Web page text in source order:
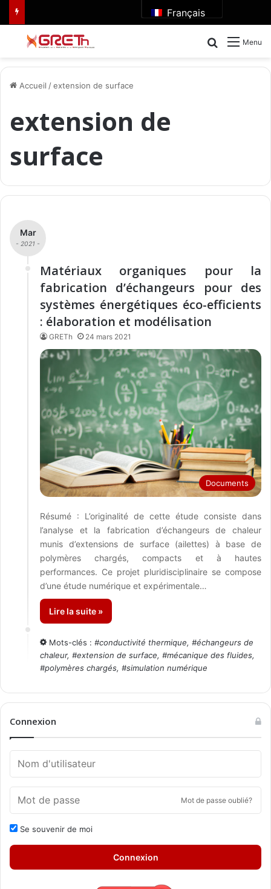
Français
Menu
Rechercher
Accueil /extension de surface
extension de
surface
Mar
- 2021 -
Matériaux organiques pour la
fabrication d’échangeurs pour des
systèmes énergétiques éco-efficients
: élaboration et modélisation
GRETh 24 mars 2021
Documents
Résumé : L’originalité de cette étude consiste dans
l’analyse et la fabrication d’échangeurs de chaleur
munis d’extensions de surface (ailettes) à base de
polymères chargés, compacts et à hautes
performances. Ce projet pluridisciplinaire se compose
d’une étude numérique et expérimentale…
Lire la suite »
Mots-clés : #conductivité thermique, #échangeurs de
chaleur, #extension de surface, #mécanique des fluides,
#polymères chargés, #simulation numérique
Connexion
Mot de passe oublié?
Se souvenir de moi
Connexion